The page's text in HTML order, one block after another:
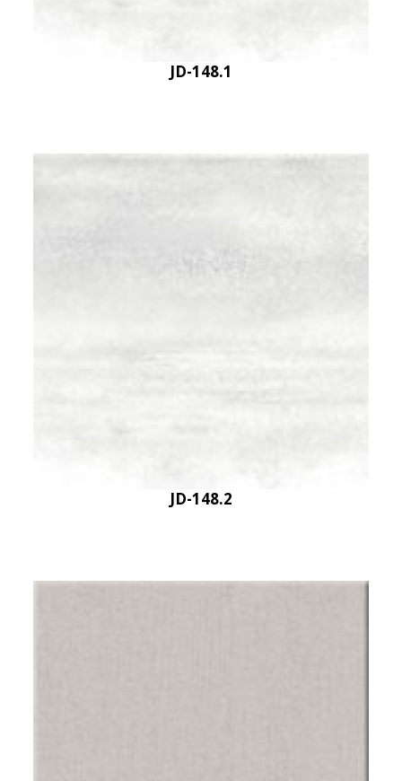
JD-148.1
JD-148.2